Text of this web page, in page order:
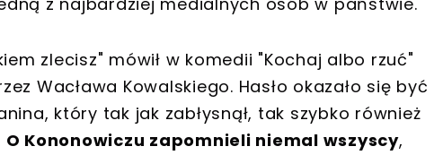
zlecisz" mówił w komedii "Kochaj albo rzuć"
Wacława Kowalskiego. Hasło okazało się być
który tak jak zabłysnął, tak szybko również
O Kononowiczu zapomnieli niemal wszyscy,